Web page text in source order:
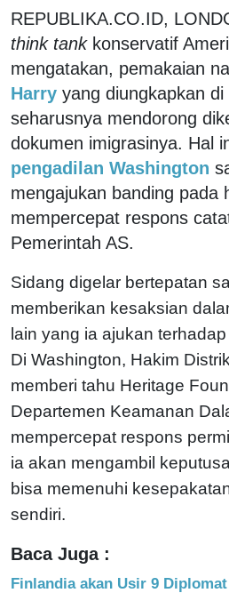
REPUBLIKA.CO.ID,
think tankkonservatif
mengatakan, pemakaian
Harry yang diungkapkan
seharusnya mendorong
dokumen imigrasinya. Hal
pengadilan Washington
mengajukan banding pada
mempercepat respons
Pemerintah AS.
Sidang digelar bertepatan
memberikan kesaksian
lain yang ia ajukan
Di Washington, Hakim
memberi tahu Heritage
Departemen Keamanan
mempercepat respons
ia akan mengambil
bisa memenuhi
sendiri.
Baca Juga :
Finlandia akan Usir 9